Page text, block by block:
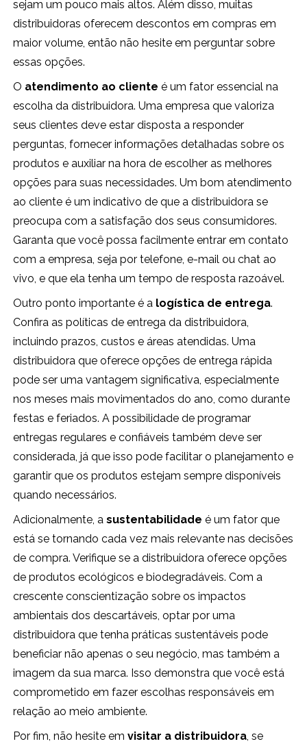
sejam um pouco mais altos. Além disso, muitas
distribuidoras oferecem descontos em compras em
maior volume, então não hesite em perguntar sobre
essas opções.
O atendimento ao cliente é um fator essencial na
escolha da distribuidora. Uma empresa que valoriza
seus clientes deve estar disposta a responder
perguntas, fornecer informações detalhadas sobre os
produtos e auxiliar na hora de escolher as melhores
opções para suas necessidades. Um bom atendimento
ao cliente é um indicativo de que a distribuidora se
preocupa com a satisfação dos seus consumidores.
Garanta que você possa facilmente entrar em contato
com a empresa, seja por telefone, e-mail ou chat ao
vivo, e que ela tenha um tempo de resposta razoável.
Outro ponto importante é a logística de entrega.
Confira as políticas de entrega da distribuidora,
incluindo prazos, custos e áreas atendidas. Uma
distribuidora que oferece opções de entrega rápida
pode ser uma vantagem significativa, especialmente
nos meses mais movimentados do ano, como durante
festas e feriados. A possibilidade de programar
entregas regulares e confiáveis também deve ser
considerada, já que isso pode facilitar o planejamento e
garantir que os produtos estejam sempre disponíveis
quando necessários.
Adicionalmente, asustentabilidade é um fator que
está se tornando cada vez mais relevante nas decisões
de compra. Verifique se a distribuidora oferece opções
de produtos ecológicos e biodegradáveis. Com a
crescente conscientização sobre os impactos
ambientais dos descartáveis, optar por uma
distribuidora que tenha práticas sustentáveis pode
beneficiar não apenas o seu negócio, mas também a
imagem da sua marca. Isso demonstra que você está
comprometido em fazer escolhas responsáveis em
relação ao meio ambiente.
Por fim, não hesite emvisitar a distribuidora, se